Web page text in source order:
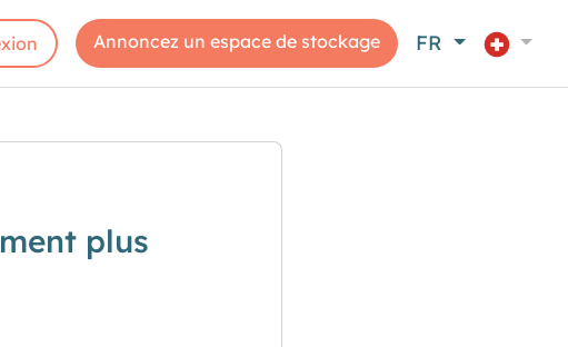
Annoncez un espace de stockage FR
plus